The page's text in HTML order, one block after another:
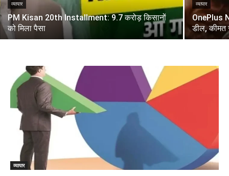
व्यापार
PM Kisan 20th Installment: 9.7 करोड़ किसानों
को मिला पैसा
व्यापार
OnePlus
डील,
व्यापार